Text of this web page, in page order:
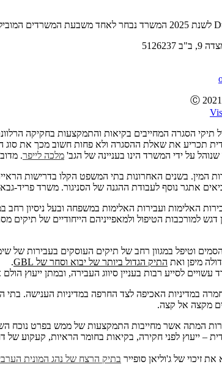
תיקי הסגרה המחייבים בקיאות והתמקצעות בחקיקה
תכריע את שאלת ההסגרה ולא פחות חשוב מכך את סוג
על ידי המשרד הינו בעניינה של הגב' מלכה לייפר.
המין. בשנים האחרונות בתי המשפט הקלו בדרישות
אתגר נוסף לעבודת ההגנה של הסניגור. משרד פריד-
האלימות ועבירות האלימות במשפחה ובעל ניסיון רחב
למורכבות הטיפול ולמאפייניהם הייחודיים של
וטיפל במגוון רחב של תיקים העוסקים בעבירות של
מיפן ואת התיק הגדול ביותר של יבוא וסחר של GBL
.
עשויים לסייע רבות בעניין סיווג העבירה, ובמתן
במדיניות האכיפה לצד החרפה במדיניות הענישה.
מקצה אל קצה.
המתה אשר מחייבות התמקצעות של ממש בפרט נוכח
– ייעוץ לפני חקירה, בקיאות בחומר הראיות, קעקוע
זיכוי של ג'וליאן סופייר בתיק הרצח של נהג המונית